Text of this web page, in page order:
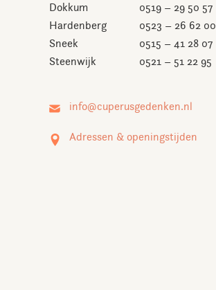
Dokkum
0519 – 29 50 57
Hardenberg
0523 – 26 62 00
Sneek
0515 – 41 28 07
Steenwijk
0521 – 51 22 95
Adressen & openingstijden